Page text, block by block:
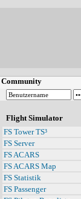
Community
Flight Simulator
FS Tower TS³
FS Server
FS ACARS
FS ACARS Map
FS Statistik
FS Passenger